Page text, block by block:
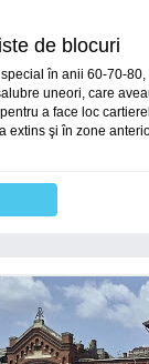
de blocuri
în anii 60-70-
uneori, care
a face loc
extins şi în zone